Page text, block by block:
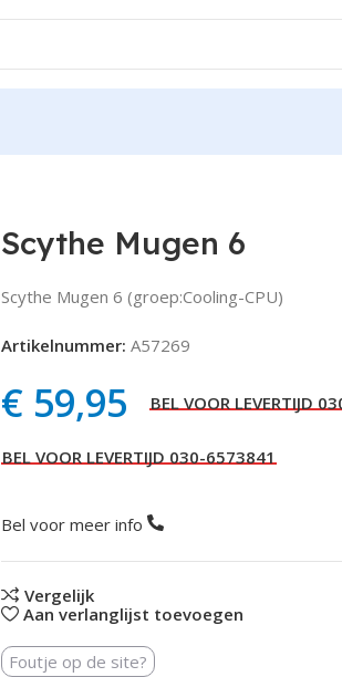
Scythe Mugen 6
Scythe Mugen 6 (groep:Cooling-CPU)
Artikelnummer: A57269
€59,95
Bel voor meer info
Vergelijk
Aan verlanglijst toevoegen
Foutje op de site?